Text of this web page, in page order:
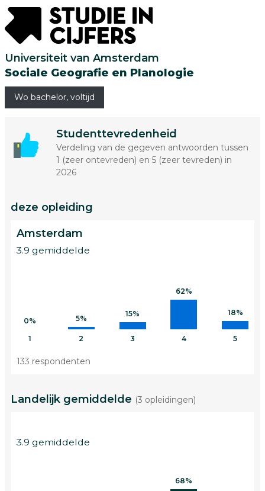
Universiteit van Amsterdam
Sociale Geografie en Planologie
Wo bachelor, voltijd
Studenttevredenheid
Verdeling van de gegeven antwoorden tussen
1 (zeer ontevreden) en 5 (zeer tevreden) in
2026
deze opleiding
Amsterdam
3.9 gemiddelde
0%
1
5%
2
15%
3
62%
4
18%
5
133 respondenten
Landelijk gemiddelde (3 opleidingen)
3.9 gemiddelde
68%